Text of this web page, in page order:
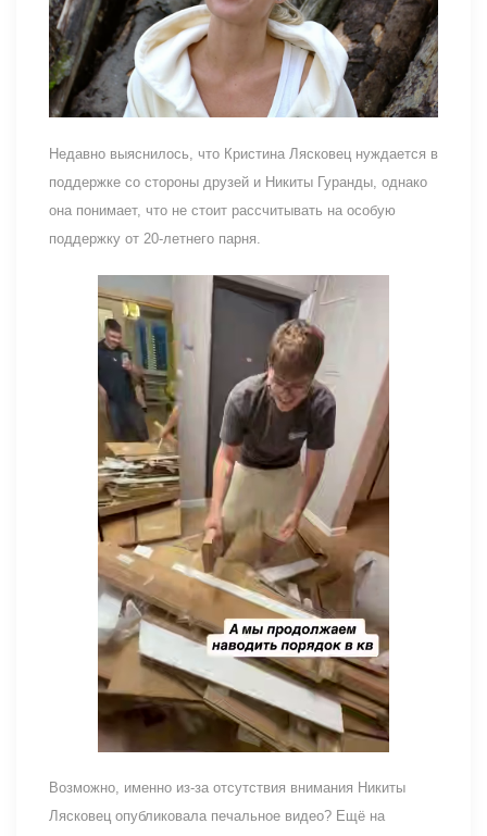
Недавно выяснилось, что Кристина Лясковец нуждается в
поддержке со стороны друзей и Никиты Гуранды, однако
она понимает, что не стоит рассчитывать на особую
поддержку от 20-летнего парня.
Возможно, именно из-за отсутствия внимания Никиты
Лясковец опубликовала печальное видео? Ещё на